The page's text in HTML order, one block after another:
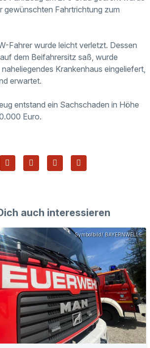
gewünschten Fahrtrichtung zum
Fahrer wurde leicht verletzt. Dessen
dem Beifahrersitz saß, wurde
Krankenhaus eingeliefert,
erwartet.
entstand ein Sachschaden in Höhe
Euro.
auch interessieren
Symbolbild/ BAYERNWELLE